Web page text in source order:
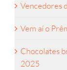
Vencedores
Vem aí o
Chocolates
2025